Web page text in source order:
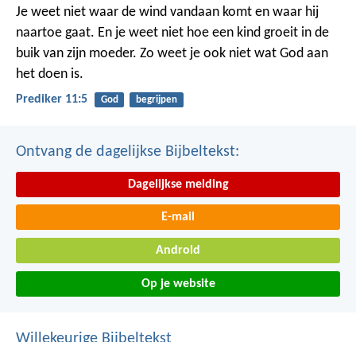
Je weet niet waar de wind vandaan komt en waar hij
naartoe gaat. En je weet niet hoe een kind groeit in de
buik van zijn moeder. Zo weet je ook niet wat God aan
het doen is.
Prediker 11:5 God begrijpen
Ontvang de dagelijkse Bijbeltekst:
Dagelijkse melding
E-mail
Android
Op je website
Willekeurige Bijbeltekst